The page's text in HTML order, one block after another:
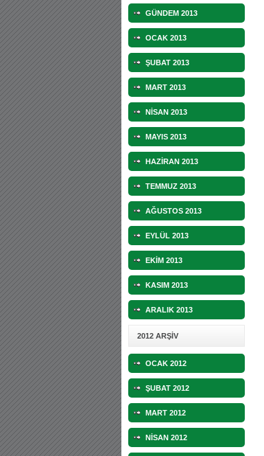
GÜNDEM 2013
OCAK 2013
ŞUBAT 2013
MART 2013
NİSAN 2013
MAYIS 2013
HAZİRAN 2013
TEMMUZ 2013
AĞUSTOS 2013
EYLÜL 2013
EKİM 2013
KASIM 2013
ARALIK 2013
2012 ARŞİV
OCAK 2012
ŞUBAT 2012
MART 2012
NİSAN 2012